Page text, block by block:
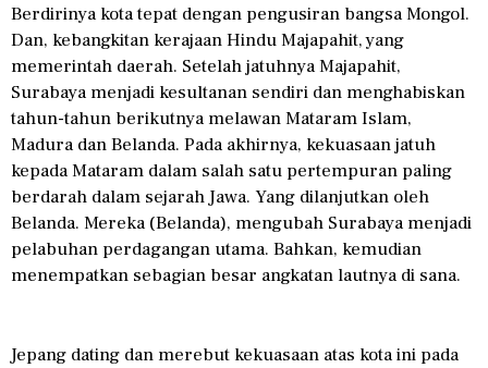
Berdirinya kota tepat dengan pengusiran bangsa Mongol.
Dan, kebangkitan kerajaan Hindu Majapahit, yang
memerintah daerah. Setelah jatuhnya Majapahit,
Surabaya menjadi kesultanan sendiri dan menghabiskan
tahun-tahun berikutnya melawan Mataram Islam,
Madura dan Belanda. Pada akhirnya, kekuasaan jatuh
kepada Mataram dalam salah satu pertempuran paling
berdarah dalam sejarah Jawa. Yang dilanjutkan oleh
Belanda. Mereka (Belanda), mengubah Surabaya menjadi
pelabuhan perdagangan utama. Bahkan, kemudian
menempatkan sebagian besar angkatan lautnya di sana.
Jepang dating dan merebut kekuasaan atas kota ini pada